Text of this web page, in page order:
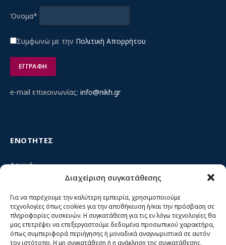
Διαχείριση συγκατάθεσης
Για να παρέχουμε την καλύτερη εμπειρία, χρησιμοποιούμε
τεχνολογίες όπως cookies για την αποθήκευση ή/και την πρόσβαση σε
πληροφορίες συσκευών. Η συγκατάθεση για τις εν λόγω τεχνολογίες θα
μας επιτρέψει να επεξεργαστούμε δεδομένα προσωπικού χαρακτήρα,
όπως συμπεριφορά περιήγησης ή μοναδικά αναγνωριστικά σε αυτόν
τον ιστότοπο. Η μη συγκατάθεση ή η ανάκληση της συγκατάθεσης,
Όνομα*
Συμφωνώ με την Πολιτική Απορρήτου
e-mail επικοινωνίας: info@nikh.gr
ΕΝΟΤΗΤΕΣ
Αρχική
Κίνημα ΝΙΚΗ – Ποιοι είμαστε, αρχές & δράση
Θέσεις
Πρόσωπα
Όργανα και ομάδες